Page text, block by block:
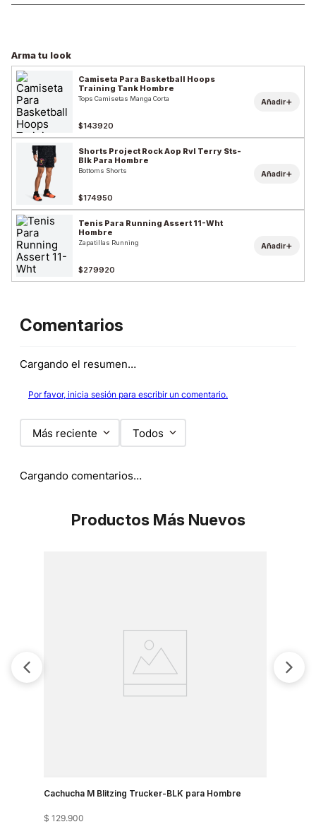
Arma tu look
Camiseta Para Basketball Hoops
Training Tank Hombre
Tops Camisetas Manga Corta
$143920
Añadir+
Shorts Project Rock Aop Rvl Terry Sts-
Blk Para Hombre
Bottoms Shorts
$174950
Añadir+
Tenis Para Running Assert 11-Wht
Hombre
Zapatillas Running
$279920
Añadir+
Comentarios
Cargando el resumen…
Por favor, inicia sesión para escribir un comentario.
Más reciente Todos
Cargando comentarios…
Productos Más Nuevos
Cachucha M Blitzing Trucker-BLK para Hombre
$ 129.900